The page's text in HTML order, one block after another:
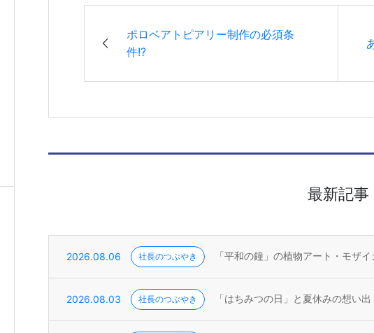
ポロベアトピアリー制作の必須条
件!?
最新記事
2026.08.06 社長のつぶやき 「平和の鐘」の植物アート・モザ
2026.08.03 社長のつぶやき 「はちみつの日」と夏休みの想い出